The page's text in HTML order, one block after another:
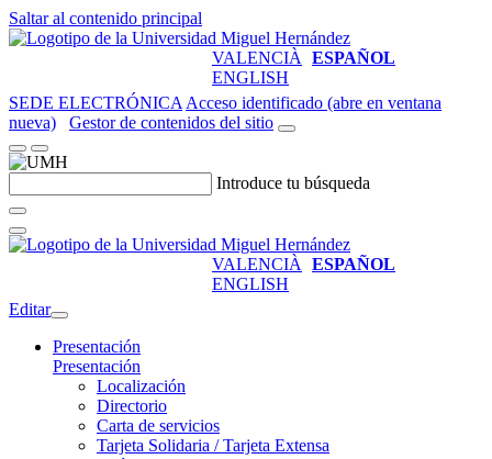
Saltar al contenido principal
VALENCIÀ
ESPAÑOL
ENGLISH
SEDE ELECTRÓNICA Acceso identificado (abre en ventana
nueva)
Gestor de contenidos del sitio
Introduce tu búsqueda
VALENCIÀ
ESPAÑOL
ENGLISH
Editar
Presentación
Presentación
Localización
Directorio
Carta de servicios
Tarjeta Solidaria / Tarjeta Extensa